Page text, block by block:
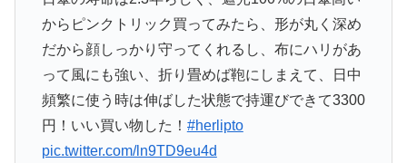
からピンクトリック買ってみたら、形が丸く深め
だから顔しっかり守ってくれるし、布にハリがあ
って風にも強い、折り畳めば鞄にしまえて、日中
頻繁に使う時は伸ばした状態で持運びできて3300
円！いい買い物した！ #herlipto
pic.twitter.com/ln9TD9eu4d